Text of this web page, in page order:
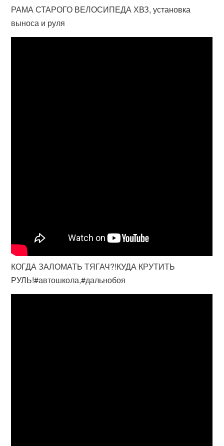
РАМА СТАРОГО ВЕЛОСИПЕДА ХВЗ, установка
выноса и руля
КОГДА ЗАЛОМАТЬ ТЯГАЧ?!КУДА КРУТИТЬ
РУЛЬ!#автошкола,#дальнобоя